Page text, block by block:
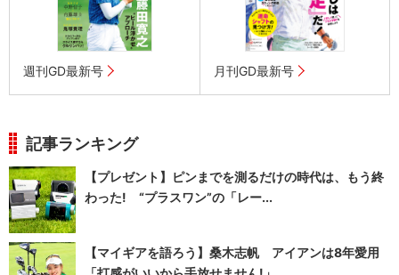
週刊GD最新号 月刊GD最新号
記事ランキング
【プレゼント】ピンまでを測るだけの時代は、もう終
わった! “プラスワン”の「レー...
【マイギアを語ろう】桑木志帆 アイアンは8年愛用